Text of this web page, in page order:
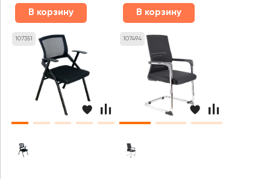
В корзину В корзину
107351 107494